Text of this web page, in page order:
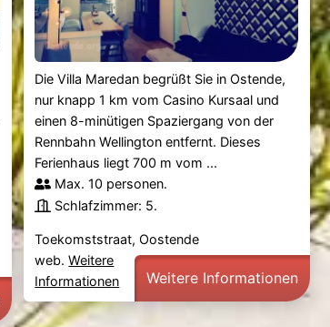
Die Villa Maredan begrüßt Sie in Ostende,
nur knapp 1 km vom Casino Kursaal und
einen 8-minütigen Spaziergang von der
Rennbahn Wellington entfernt. Dieses
Ferienhaus liegt 700 m vom ...
Max. 10 personen.
Schlafzimmer: 5.
Toekomststraat, Oostende
web.Weitere
Informationen
Weitere Informationen